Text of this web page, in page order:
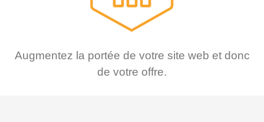
Augmentez la portée de votre site web et donc
de votre offre.